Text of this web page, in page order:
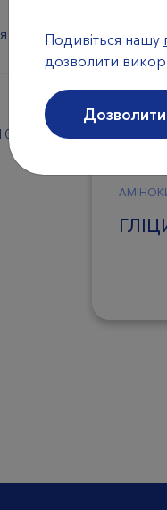
Подивіться нашу
дозволити
Дозволити